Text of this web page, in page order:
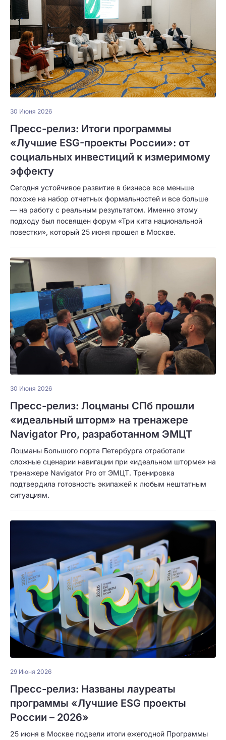
30 Июня 2026
Пресс-релиз: Итоги программы
«Лучшие ESG-проекты России»: от
социальных инвестиций к измеримому
эффекту
Сегодня устойчивое развитие в бизнесе все меньше
похоже на набор отчетных формальностей и все больше
— на работу с реальным результатом. Именно этому
подходу был посвящен форум «Три кита национальной
повестки», который 25 июня прошел в Москве.
30 Июня 2026
Пресс-релиз: Лоцманы СПб прошли
«идеальный шторм» на тренажере
Navigator Pro, разработанном ЭМЦТ
Лоцманы Большого порта Петербурга отработали
сложные сценарии навигации при «идеальном шторме» на
тренажере Navigator Pro от ЭМЦТ. Тренировка
подтвердила готовность экипажей к любым нештатным
ситуациям.
29 Июня 2026
Пресс-релиз: Названы лауреаты
программы «Лучшие ESG проекты
России – 2026»
25 июня в Москве подвели итоги ежегодной Программы